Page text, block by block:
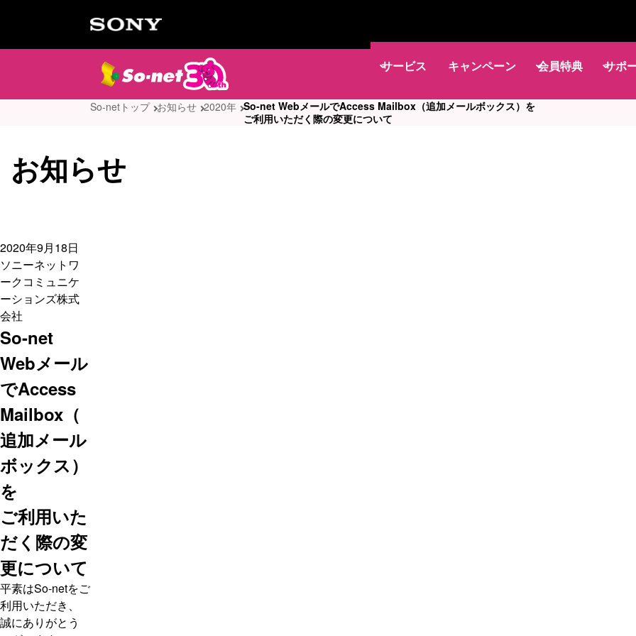
サービス キャンペーン 会員特典 サポ
So-netトップ お知らせ 2020年 So-net WebメールでAccess Mailbox（追加メールボックス）を
ご利用いただく際の変更について
お知らせ
2020年9月18日
ソニーネットワ
ークコミュニケ
ーションズ株式
会社
So-net
Webメール
でAccess
Mailbox（
追加メール
ボックス）
を
ご利用いた
だく際の変
更について
平素はSo-netをご
利用いただき、
誠にありがとう